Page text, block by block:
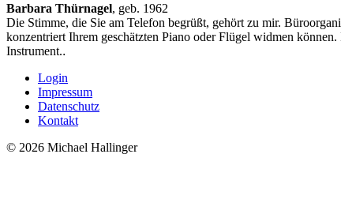
Barbara Thürnagel, geb. 1962
Die Stimme, die Sie am Telefon begrüßt, gehört zu mir.
konzentriert Ihrem geschätzten Piano oder Flügel widmen
Instrument..
Login
Impressum
Datenschutz
Kontakt
© 2026 Michael Hallinger